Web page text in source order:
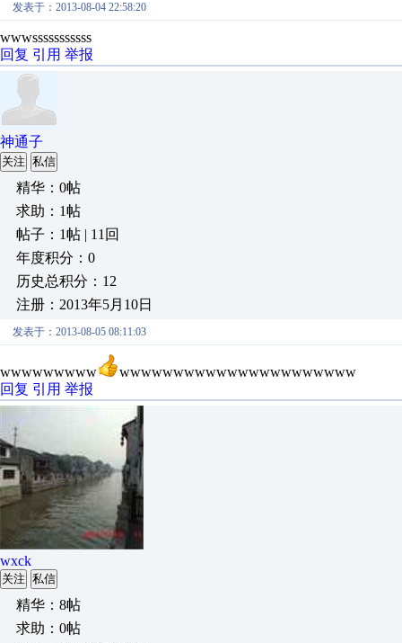
发表于：2013-08-04 22:58:20
wwwsssssssssss
回复 引用 举报
神通子
关注 私信
精华：0帖
求助：1帖
帖子：1帖 | 11回
年度积分：0
历史总积分：12
注册：2013年5月10日
发表于：2013-08-05 08:11:03
wwwwwwwww
wwwwwwwwwwwwwwwwwwwwww
回复 引用 举报
wxck
关注 私信
精华：8帖
求助：0帖